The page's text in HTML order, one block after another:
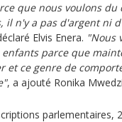
que nous voulons
il n'y a pas d'argent ni
Elvis Enera. "Nous
parce que
et ce genre de
, a ajouté Ronika
parlementaires, 2